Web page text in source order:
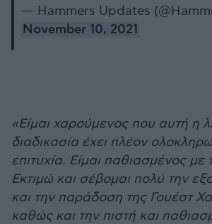
— Hammers Updates
November 10, 2021
«Είμαι χαρούμενος που αυτή η
διαδικασία έχει πλέον
επιτυχία. Είμαι παθιασμένος
Εκτιμώ και σέβομαι πολύ την
και την παράδοση της Γουέστ
καθώς και την πιστή και